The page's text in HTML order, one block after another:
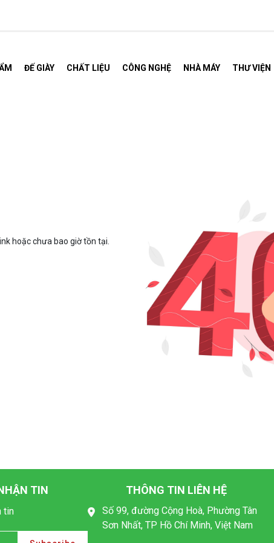
ĐẾ GIÀY CHẤT LIỆU CÔNG NGHỆ NHÀ MÁY THƯ VIỆN
hoặc chưa bao giờ tồn tại.
TIN
tin
THÔNG TIN LIÊN HỆ
Số 99, đường Cộng Hoà, Phường Tân
Sơn Nhất, TP Hồ Chí Minh, Việt Nam